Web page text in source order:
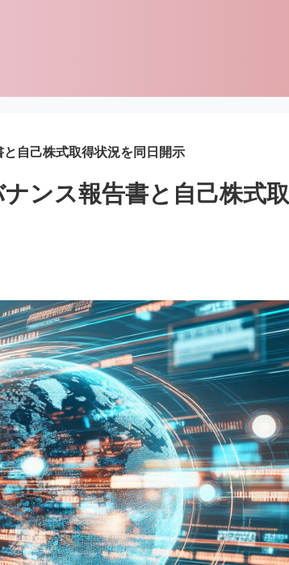
自己株式取得状況を同日開示
ンス報告書と自己株式取